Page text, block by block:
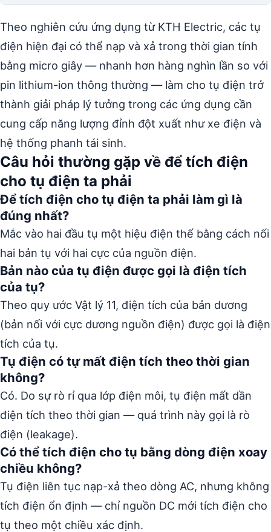
Theo nghiên cứu ứng dụng từ KTH Electric, các tụ
điện hiện đại có thể nạp và xả trong thời gian tính
bằng micro giây — nhanh hơn hàng nghìn lần so với
pin lithium-ion thông thường — làm cho tụ điện trở
thành giải pháp lý tưởng trong các ứng dụng cần
cung cấp năng lượng đỉnh đột xuất như xe điện và
hệ thống phanh tái sinh.
Câu hỏi thường gặp về để tích điện
cho tụ điện ta phải
Để tích điện cho tụ điện ta phải làm gì là
đúng nhất?
Mắc vào hai đầu tụ một hiệu điện thế bằng cách nối
hai bản tụ với hai cực của nguồn điện.
Bản nào của tụ điện được gọi là điện tích
của tụ?
Theo quy ước Vật lý 11, điện tích của bản dương
(bản nối với cực dương nguồn điện) được gọi là điện
tích của tụ.
Tụ điện có tự mất điện tích theo thời gian
không?
Có. Do sự rò rỉ qua lớp điện môi, tụ điện mất dần
điện tích theo thời gian — quá trình này gọi là rò
điện (leakage).
Có thể tích điện cho tụ bằng dòng điện xoay
chiều không?
Tụ điện liên tục nạp-xả theo dòng AC, nhưng không
tích điện ổn định — chỉ nguồn DC mới tích điện cho
tụ theo một chiều xác định.